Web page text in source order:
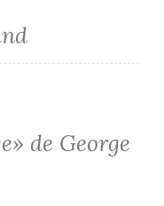
de George